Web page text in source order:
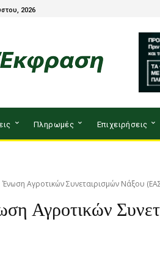
2026
Πληρωμές Επιχειρήσεις
Ένωση Αγροτικών Συνεταιρισμών Νάξου
Αγροτικών